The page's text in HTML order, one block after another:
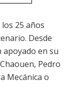
25 años
Desde
apoyado en su
, Pedro
Mecánica o